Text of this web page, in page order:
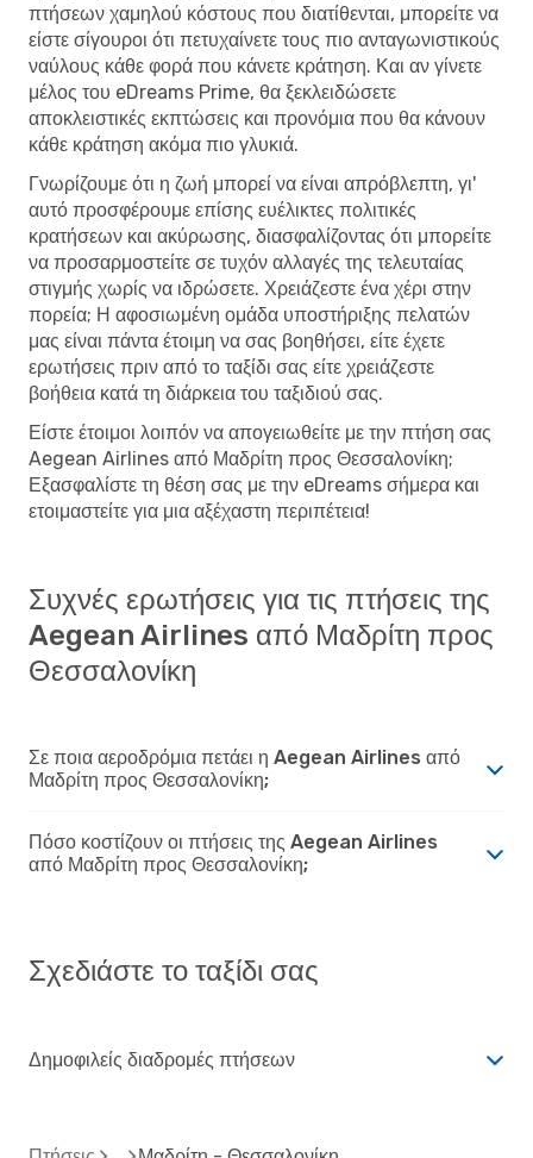
πτήσεων χαμηλού κόστους που διατίθενται, μπορείτε να
είστε σίγουροι ότι πετυχαίνετε τους πιο ανταγωνιστικούς
ναύλους κάθε φορά που κάνετε κράτηση. Και αν γίνετε
μέλος του eDreams Prime, θα ξεκλειδώσετε
αποκλειστικές εκπτώσεις και προνόμια που θα κάνουν
κάθε κράτηση ακόμα πιο γλυκιά.
Γνωρίζουμε ότι η ζωή μπορεί να είναι απρόβλεπτη, γι'
αυτό προσφέρουμε επίσης ευέλικτες πολιτικές
κρατήσεων και ακύρωσης, διασφαλίζοντας ότι μπορείτε
να προσαρμοστείτε σε τυχόν αλλαγές της τελευταίας
στιγμής χωρίς να ιδρώσετε. Χρειάζεστε ένα χέρι στην
πορεία; Η αφοσιωμένη ομάδα υποστήριξης πελατών
μας είναι πάντα έτοιμη να σας βοηθήσει, είτε έχετε
ερωτήσεις πριν από το ταξίδι σας είτε χρειάζεστε
βοήθεια κατά τη διάρκεια του ταξιδιού σας.
Είστε έτοιμοι λοιπόν να απογειωθείτε με την πτήση σας
Aegean Airlines από Μαδρίτη προς Θεσσαλονίκη;
Εξασφαλίστε τη θέση σας με την eDreams σήμερα και
ετοιμαστείτε για μια αξέχαστη περιπέτεια!
Συχνές ερωτήσεις για τις πτήσεις της
Aegean Airlines από Μαδρίτη προς
Θεσσαλονίκη
Σε ποια αεροδρόμια πετάει η Aegean Airlines από
Μαδρίτη προς Θεσσαλονίκη;
Πόσο κοστίζουν οι πτήσεις της Aegean Airlines
από Μαδρίτη προς Θεσσαλονίκη;
Σχεδιάστε το ταξίδι σας
Δημοφιλείς διαδρομές πτήσεων